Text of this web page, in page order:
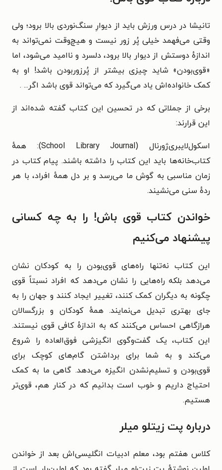
تانیشا در درس ورزش باید از دیوارِ سنگ‌نوردی بالا برود؛ ولی
وقتی می‌فهمد خیلی پُر زور نیست و هیچ‌وقت نمی‌تواند به
اندازه‌ٔ دوستش از دیوار بالا برود، دلسرد و ناامید می‌شود، اما
«قوی‌بودن» شاید چیزی بیشتر از پُرزوربودن باشد! او به
کمک خانواده‌اش یاد می‌گیرد که می‌تواند قوی باشد اگر... .
برخی از جملاتی که در تحسین این کتاب گفته شده‌اند از
این قرارند:
اسکول‌لایبری‌ژورنال (School Library Journal): همه‌ٔ
کتاب‌خانه‌ها باید این کتاب را داشته باشند. پیام کتاب در
زمان مناسبی به گوش ما می‌رسد و بر دل همه‌ٔ افراد، با هر
رده‌ٔ سنی می‌نشیند.
خواندن کتاب قوی باش! را به چه کسانی
پیشنهاد می‌کنیم
این کتاب نه‌تنها راه‌های قوی‌بودن را به کودکان نشان
می‌دهد بلکه راه‌هایی را نشان می‌دهد که افراد نسبتاً قوی
چگونه به دیگران کمک کنند، تغییر ایجاد کنند و جهان را به
جای بهتری تبدیل می‌نمایند. همه‌ٔ کودکان و بزرگسالان
هرازگاهی احساس می‌کنند که به اندازه‌ٔ کافی قوی نیستند.
این کتاب، یک گفت‌وگوی انگیزشی فوق‌العاده را شروع
می‌کند و به شما برای برداشتن گام‌های کوچک برای
قوی‌بودن و تسلیم‌نشدن انگیزه می‌دهد. گاهی ما به کمک
احتیاج داریم و خوب است بدانیم که در کنار هم، قوی‌تر
هستیم.
درباره پت زیتلو میلر
کلاس هفتم بود، معلم ادبیات انگلیسی‌اش بعد از خواندن